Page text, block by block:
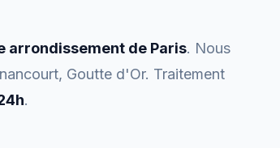
arrondissement de Paris. Nous
Goutte d'Or. Traitement
.